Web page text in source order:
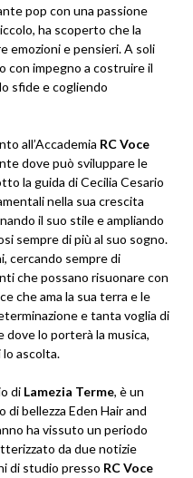
pop con una passione
ha scoperto che la
emozioni e pensieri. A soli
con impegno a costruire il
sfide e cogliendo
all’Accademia RC Voce
dove può sviluppare le
la guida di Cecilia Cesario
nella sua crescita
il suo stile e ampliando
sempre di più al suo sogno.
cercando sempre di
che possano risuonare con
che ama la sua terra e le
e tanta voglia di
lo porterà la musica,
ascolta.
di Lamezia Terme, è un
bellezza Eden Hair and
ha vissuto un periodo
da due notizie
di studio presso RC Voce